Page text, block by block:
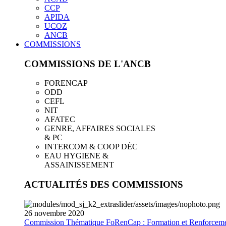
CCP
APIDA
UCOZ
ANCB
COMMISSIONS
COMMISSIONS DE L'ANCB
FORENCAP
ODD
CEFL
NIT
AFATEC
GENRE, AFFAIRES SOCIALES
& PC
INTERCOM & COOP DÉC
EAU HYGIENE &
ASSAINISSEMENT
ACTUALITÉS DES COMMISSIONS
26 novembre 2020
Commission Thématique FoRenCap : Formation et